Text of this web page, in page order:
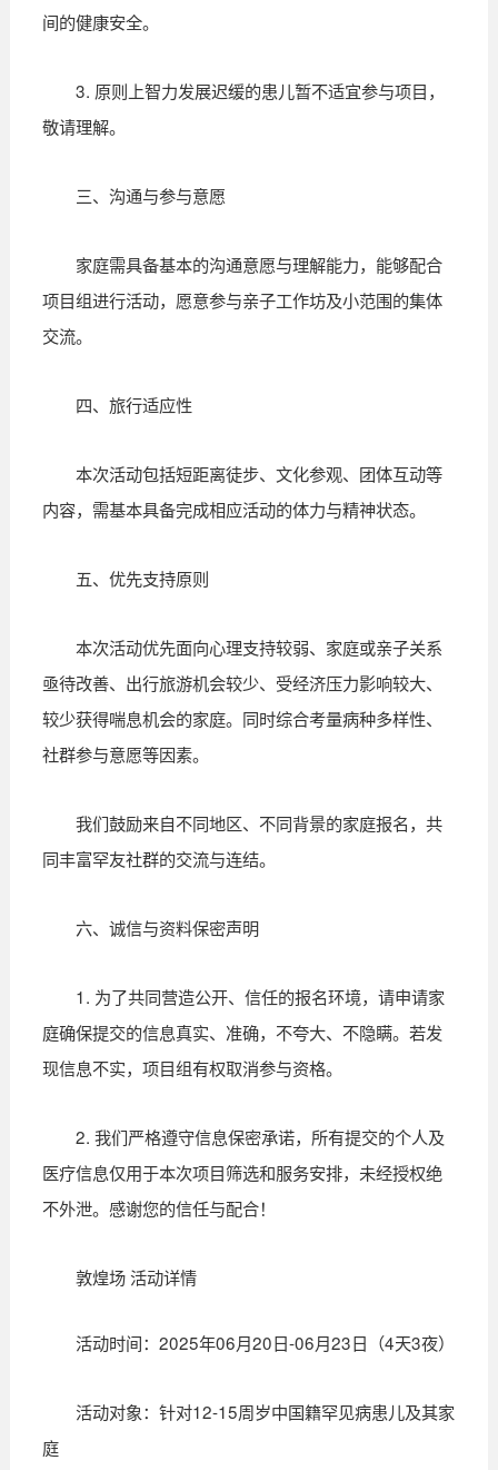
间的健康安全。
3. 原则上智力发展迟缓的患儿暂不适宜参与项目，
敬请理解。
三、沟通与参与意愿
家庭需具备基本的沟通意愿与理解能力，能够配合
项目组进行活动，愿意参与亲子工作坊及小范围的集体
交流。
四、旅行适应性
本次活动包括短距离徒步、文化参观、团体互动等
内容，需基本具备完成相应活动的体力与精神状态。
五、优先支持原则
本次活动优先面向心理支持较弱、家庭或亲子关系
亟待改善、出行旅游机会较少、受经济压力影响较大、
较少获得喘息机会的家庭。同时综合考量病种多样性、
社群参与意愿等因素。
我们鼓励来自不同地区、不同背景的家庭报名，共
同丰富罕友社群的交流与连结。
六、诚信与资料保密声明
1. 为了共同营造公开、信任的报名环境，请申请家
庭确保提交的信息真实、准确，不夸大、不隐瞒。若发
现信息不实，项目组有权取消参与资格。
2. 我们严格遵守信息保密承诺，所有提交的个人及
医疗信息仅用于本次项目筛选和服务安排，未经授权绝
不外泄。感谢您的信任与配合！
敦煌场 活动详情
活动时间：2025年06月20日-06月23日（4天3夜）
活动对象：针对12-15周岁中国籍罕见病患儿及其家
庭